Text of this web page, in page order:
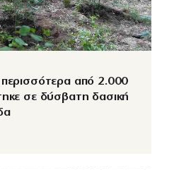
από 2.000
σε δύσβατη δασική